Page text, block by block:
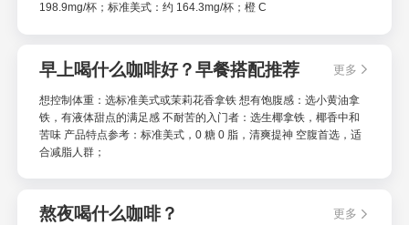
198.9mg/杯；标准美式：约 164.3mg/杯；橙 C
早上喝什么咖啡好？早餐搭配推荐 更多
想控制体重：选标准美式或茉莉花香拿铁 想有饱腹感：选小黄油拿
铁，有液体甜点的满足感 不耐苦的入门者：选生椰拿铁，椰香中和
苦味 产品特点参考：标准美式，0 糖 0 脂，清爽提神 空腹首选，适
合减脂人群；
熬夜喝什么咖啡？ 更多